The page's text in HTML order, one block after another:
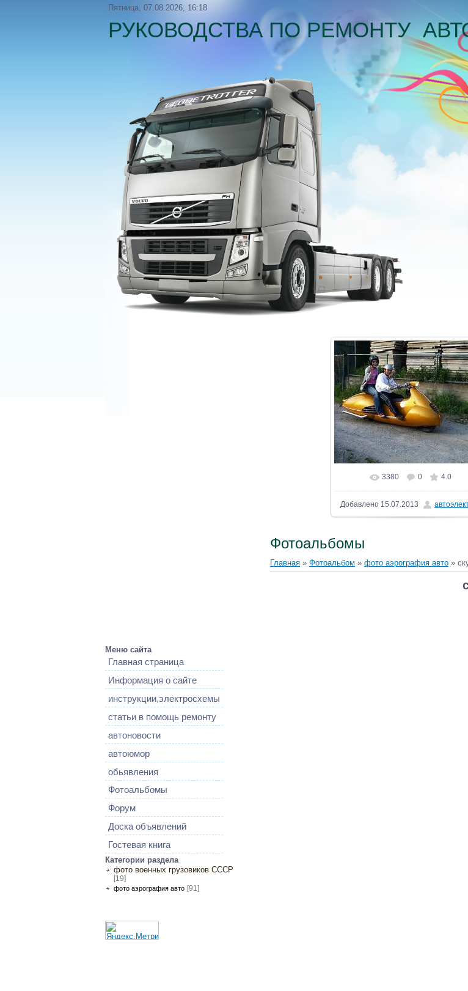
Пятница, 07.08.2026, 16:18
РУКОВОДСТВА ПО РЕМОНТУ
3380 0 4.0
Добавлено 15.07.2013
Меню сайта
Главная страница
Информация о сайте
инструкции,электросхемы
статьи в помощь ремонту
автоновости
автоюмор
обьявления
Фотоальбомы
Форум
Доска объявлений
Гостевая книга
Категории раздела
фото военных грузовиков СССР
[19]
фото аэрография авто [91]
Фотоальбомы
Главная » Фотоальбом » фото аэрография авто »